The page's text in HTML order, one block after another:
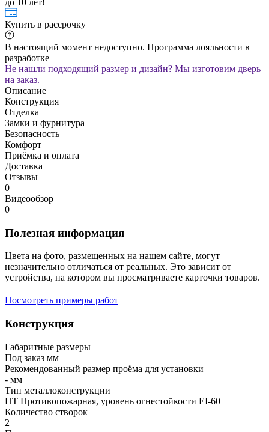
Купить в рассрочку
В настоящий момент недоступно. Программа лояльности в
разработке
Не нашли подходящий размер и дизайн? Мы изготовим дверь
на заказ.
Описание
Конструкция
Отделка
Замки и фурнитура
Безопасность
Комфорт
Приёмка и оплата
Доставка
Отзывы
0
Видеообзор
0
Полезная информация
Цвета на фото, размещенных на нашем сайте, могут
незначительно отличаться от реальных. Это зависит от
устройства, на котором вы просматриваете карточки товаров.
Посмотреть примеры работ
Конструкция
Габаритные размеры
Под заказ мм
Рекомендованный размер проёма для установки
- мм
Тип металлоконструкции
HT Противопожарная, уровень огнестойкости EI-60
Количество створок
2